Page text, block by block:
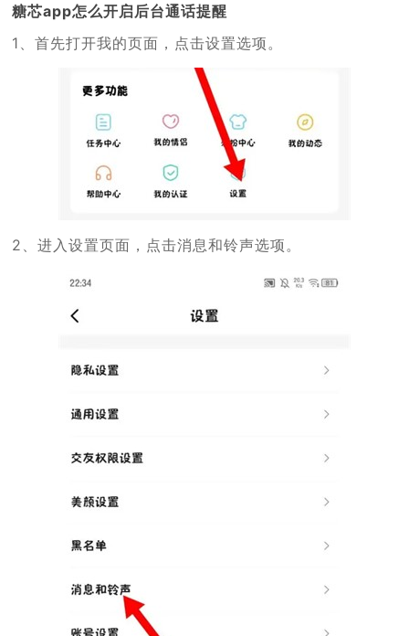
糖芯app怎么开启后台通话提醒
1、首先打开我的页面，点击设置选项。
2、进入设置页面，点击消息和铃声选项。